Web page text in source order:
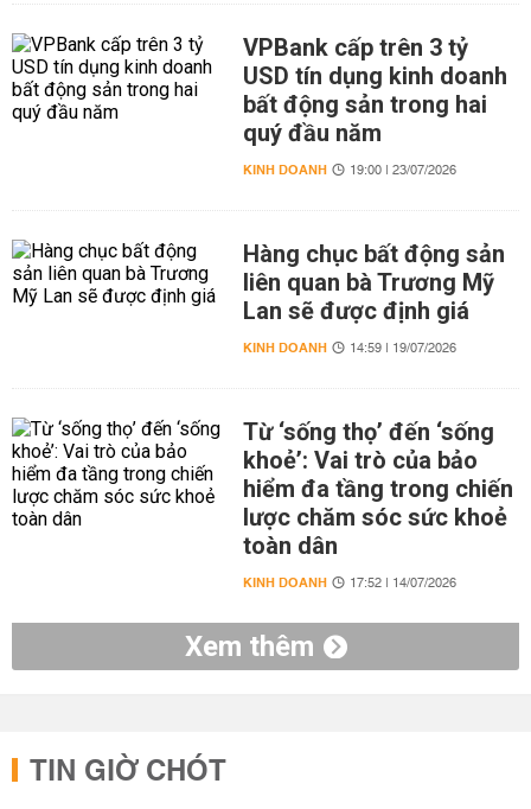
VPBank cấp trên 3 tỷ
USD tín dụng kinh doanh
bất động sản trong hai
quý đầu năm
KINH DOANH 19:00 | 23/07/2026
Hàng chục bất động sản
liên quan bà Trương Mỹ
Lan sẽ được định giá
KINH DOANH 14:59 | 19/07/2026
Từ ‘sống thọ’ đến ‘sống
khoẻ’: Vai trò của bảo
hiểm đa tầng trong chiến
lược chăm sóc sức khoẻ
toàn dân
KINH DOANH 17:52 | 14/07/2026
Xem thêm
TIN GIỜ CHÓT